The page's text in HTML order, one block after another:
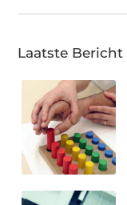
Laatste Bericht